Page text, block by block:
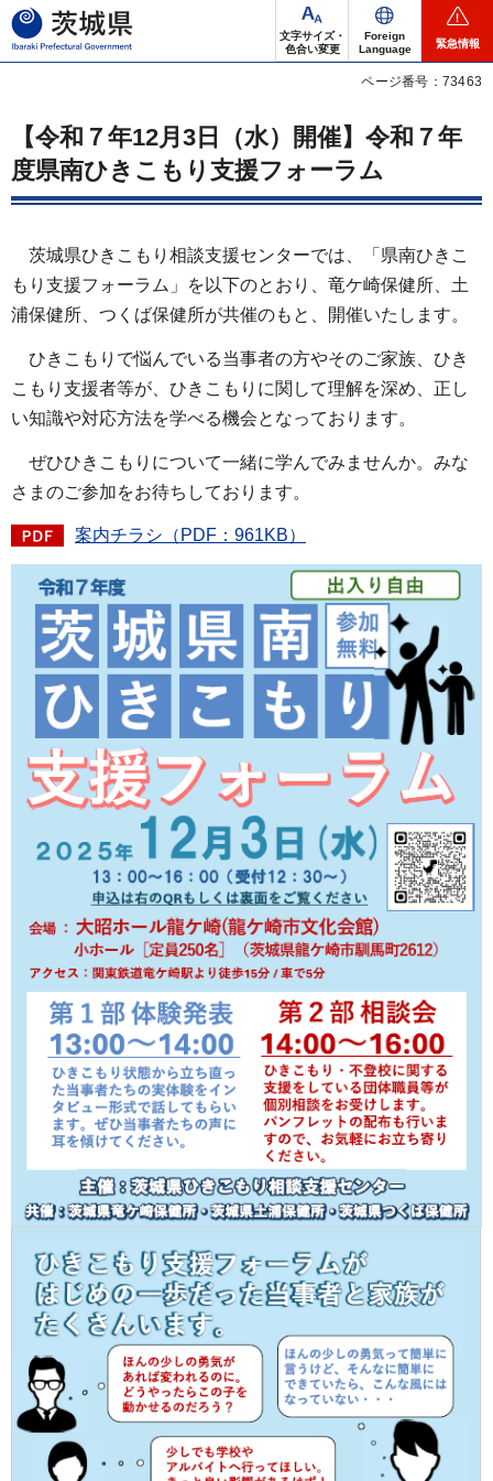
茨城県
文字サイズ・
色合い変更
Foreign
Language
緊急情報
ページ番号：73463
【令和７年12月3日（水）開催】令和７年
度県南ひきこもり支援フォーラム
茨城県ひきこもり相談支援センターでは、「県南ひきこ
もり支援フォーラム」を以下のとおり、竜ケ崎保健所、土
浦保健所、つくば保健所が共催のもと、開催いたします。
ひきこもりで悩んでいる当事者の方やそのご家族、ひき
こもり支援者等が、ひきこもりに関して理解を深め、正し
い知識や対応方法を学べる機会となっております。
ぜひひきこもりについて一緒に学んでみませんか。みな
さまのご参加をお待ちしております。
案内チラシ（PDF：961KB）